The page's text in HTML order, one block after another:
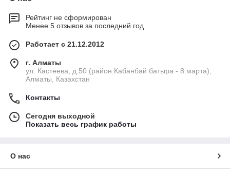
Рейтинг не сформирован
Менее 5 отзывов за последний год
Работает с 21.12.2012
г. Алматы
ул. Кастеева, д.50 (район Кабанбай батыра - 8 марта),
Алматы, Казахстан
Контакты
Сегодня выходной
Показать весь график работы
О нас